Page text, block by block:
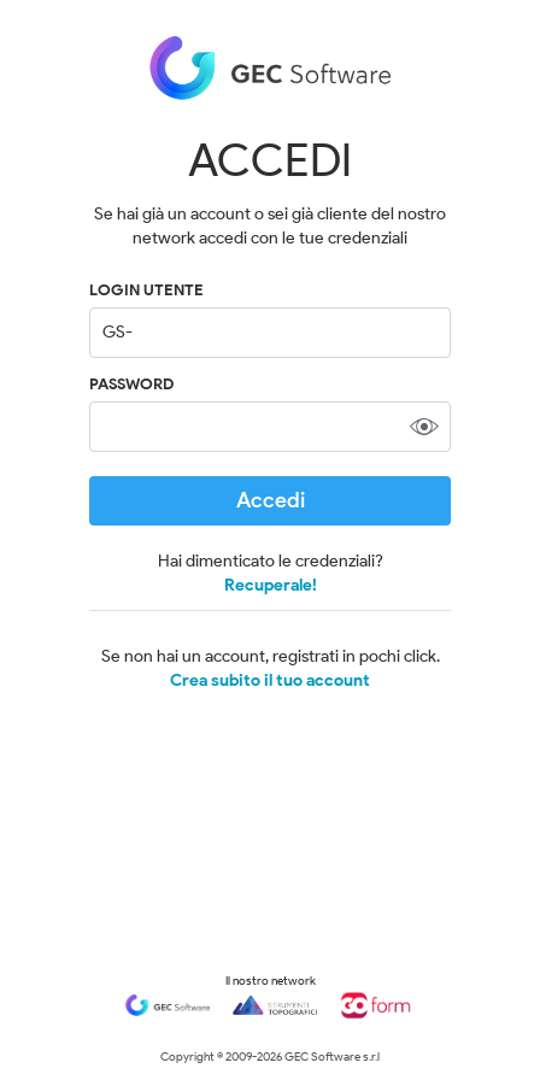
ACCEDI
Se hai già un account o sei già cliente del nostro
network accedi con le tue credenziali
LOGIN UTENTE
PASSWORD
Accedi
Hai dimenticato le credenziali?
Recuperale!
Se non hai un account, registrati in pochi click.
Crea subito il tuo account
Copyright © 2009-2026 GEC Software s.r.l
Il nostro network